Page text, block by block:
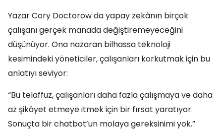
Yazar Cory Doctorow da yapay zekânın birçok
çalışanı gerçek manada değiştiremeyeceğini
düşünüyor. Ona nazaran bilhassa teknoloji
kesimindeki yöneticiler, çalışanları korkutmak için bu
anlatıyı seviyor:
“Bu telaffuz, çalışanları daha fazla çalışmaya ve daha
az şikâyet etmeye itmek için bir fırsat yaratıyor.
Sonuçta bir chatbot’un molaya gereksinimi yok.”